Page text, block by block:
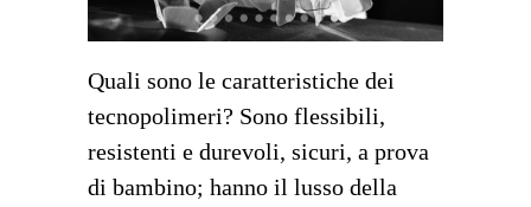
Quali sono le caratteristiche dei
tecnopolimeri? Sono flessibili,
resistenti e durevoli, sicuri, a prova
di bambino; hanno il lusso della